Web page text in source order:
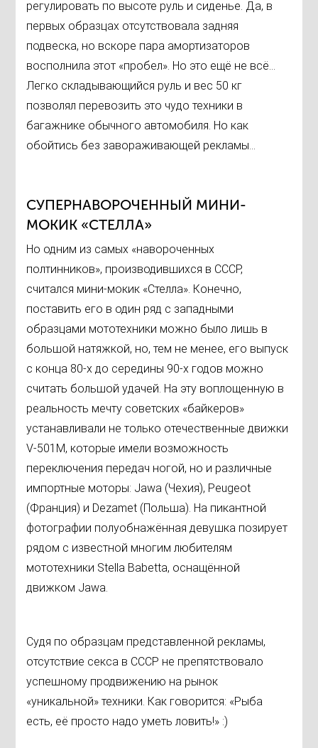
регулировать по высоте руль и сиденье. Да, в
первых образцах отсутствовала задняя
подвеска, но вскоре пара амортизаторов
восполнила этот «пробел». Но это ещё не всё…
Легко складывающийся руль и вес 50 кг
позволял перевозить это чудо техники в
багажнике обычного автомобиля. Но как
обойтись без завораживающей рекламы…
СУПЕРНАВОРОЧЕННЫЙ МИНИ-
МОКИК «СТЕЛЛА»
Но одним из самых «навороченных
полтинников», производившихся в СССР,
считался мини-мокик «Стелла». Конечно,
поставить его в один ряд с западными
образцами мототехники можно было лишь в
большой натяжкой, но, тем не менее, его выпуск
с конца 80-х до середины 90-х годов можно
считать большой удачей. На эту воплощенную в
реальность мечту советских «байкеров»
устанавливали не только отечественные движки
V-501M, которые имели возможность
переключения передач ногой, но и различные
импортные моторы: Jawa (Чехия), Peugeot
(Франция) и Dezamet (Польша). На пикантной
фотографии полуобнажённая девушка позирует
рядом с известной многим любителям
мототехники Stella Babetta, оснащённой
движком Jawa.
Судя по образцам представленной рекламы,
отсутствие секса в СССР не препятствовало
успешному продвижению на рынок
«уникальной» техники. Как говорится: «Рыба
есть, её просто надо уметь ловить!» :)